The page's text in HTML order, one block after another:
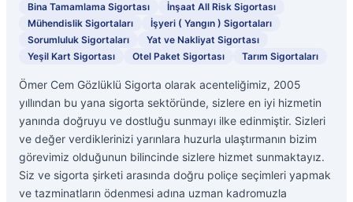
Bina Tamamlama Sigortası
İnşaat All Risk Sigortası
Mühendislik Sigortaları
İşyeri ( Yangın ) Sigortaları
Sorumluluk Sigortaları
Yat ve Nakliyat Sigortası
Yeşil Kart Sigortası
Otel Paket Sigortası Tarım Sigortaları
Ömer Cem Gözlüklü Sigorta olarak acenteliğimiz, 2005
yıllından bu yana sigorta sektöründe, sizlere en iyi hizmetin
yanında doğruyu ve dostluğu sunmayı ilke edinmiştir. Sizleri
ve değer verdiklerinizi yarınlara huzurla ulaştırmanın bizim
görevimiz olduğunun bilincinde sizlere hizmet sunmaktayız.
Siz ve sigorta şirketi arasında doğru poliçe seçimleri yapmak
ve tazminatların ödenmesi adına uzman kadromuzla